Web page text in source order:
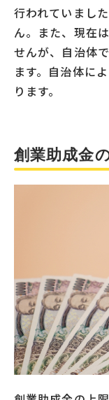
行われていまし
ん。また、現在
せんが、自治体
ます。自治体に
ります。
創業助成金